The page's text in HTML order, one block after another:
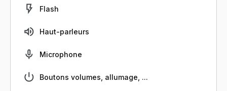
Flash
Haut-parleurs
Microphone
Boutons volumes, allumage, ...